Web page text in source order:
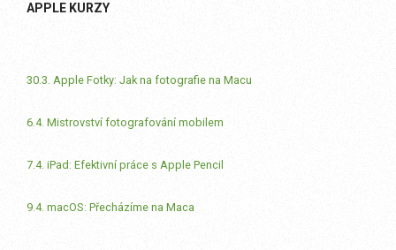
APPLE KURZY
30.3. Apple Fotky: Jak na fotografie na Macu
6.4. Mistrovství fotografování mobilem
7.4. iPad: Efektivní práce s Apple Pencil
9.4. macOS: Přecházíme na Maca